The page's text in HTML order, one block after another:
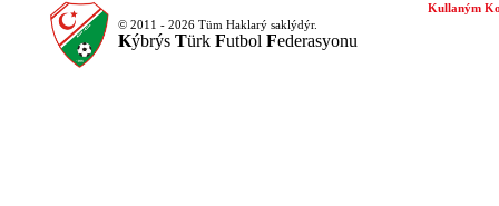
© 2011 - 2026 Tüm Haklarý saklýdýr.
Kýbrýs Türk Futbol Federasyonu
Kullaným